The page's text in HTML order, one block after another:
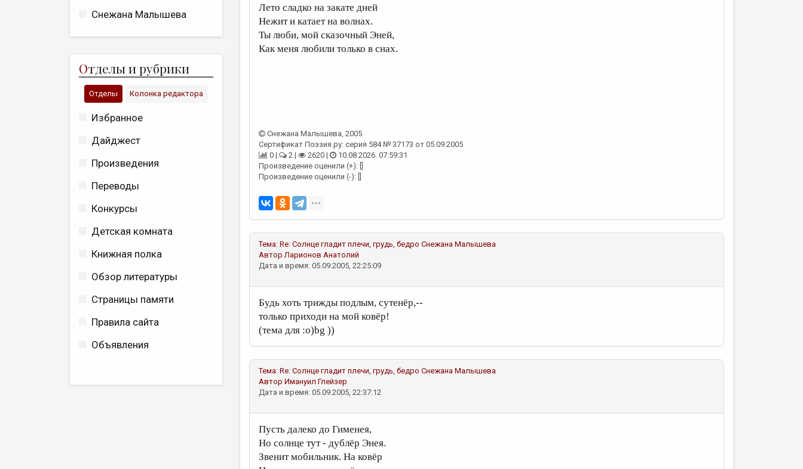
Снежана Малышева
Отделы и рубрики
Отделы Колонка редактора
Избранное
Дайджест
Произведения
Переводы
Конкурсы
Детская комната
Книжная полка
Обзор литературы
Страницы памяти
Правила сайта
Объявления
Лето сладко на закате дней
Нежит и катает на волнах.
Ты люби, мой сказочный Эней,
Как меня любили только в снах.
Снежана Малышева, 2005
Сертификат Поэзия.ру: серия 584 № 37173 от 05.09.2005
0 |
2 | 2620 |
10.08.2026. 07:59:31
Произведение оценили (+): []
Произведение оценили (-): []
Тема: Re: Солнце гладит плечи, грудь, бедро Снежана Малышева
АвторЛарионов Анатолий
Дата и время: 05.09.2005, 22:25:09
Будь хоть трижды подлым, сутенёр,--
только приходи на мой ковёр!
(тема для :o)bg ))
Тема: Re: Солнце гладит плечи, грудь, бедро Снежана Малышева
Автор Имануил Глейзер
Дата и время: 05.09.2005, 22:37:12
Пусть далеко до Гименея,
Но солнце тут - дублёр Энея.
Звенит мобильник. На ковёр